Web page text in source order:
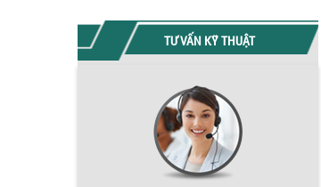
TƯ VẤN KỸ THUẬT